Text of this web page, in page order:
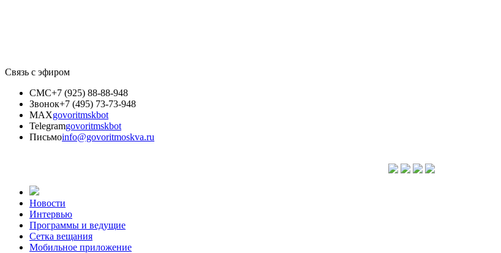
Связь с эфиром
СМС+7 (925) 88-88-948
Звонок+7 (495) 73-73-948
MAXgovoritmskbot
Telegramgovoritmskbot
Письмоinfo@govoritmoskva.ru
Новости
Интервью
Программы и ведущие
Сетка вещания
Мобильное приложение